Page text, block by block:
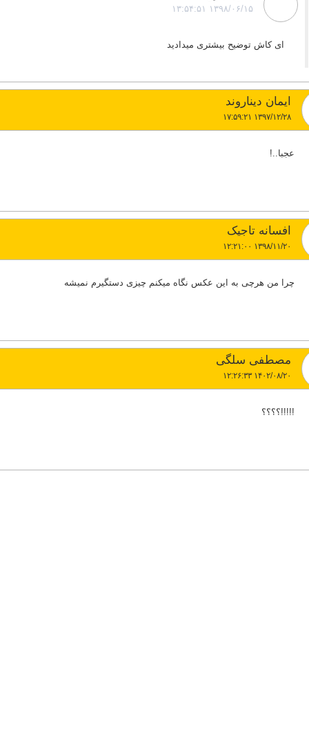
۱۳۹۸/۰۶/۱۵ ۱۳:۵۴:۵۱
ای کاش توضیح بیشتری میدادید
ایمان دیناروند
۱۳۹۷/۱۲/۲۸ ۱۷:۵۹:۲۱
عجبا..!
افسانه تاجیک
۱۳۹۸/۱۱/۲۰ ۱۲:۲۱:۰۰
چرا من هرچی به این عکس نگاه میکنم چیزی دستگیرم نمیشه
مصطفی سلگی
۱۴۰۲/۰۸/۲۰ ۱۲:۲۶:۳۳
!!!!!؟؟؟؟